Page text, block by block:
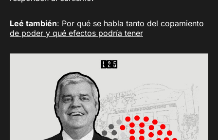
Leé también: Por qué se habla tanto del copamiento
de poder y qué efectos podría tener